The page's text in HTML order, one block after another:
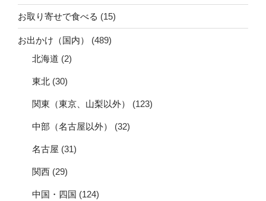
お取り寄せで食べる (15)
お出かけ（国内）
(489)
北海道 (2)
東北 (30)
関東（東京、山梨以外） (123)
中部（名古屋以外） (32)
名古屋 (31)
関西 (29)
中国・四国 (124)